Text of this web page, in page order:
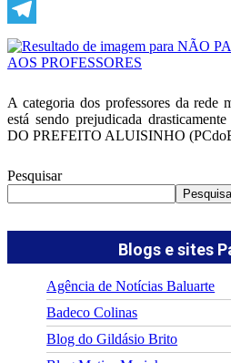
WhatsApp
Telegram
A categoria dos professores da rede
está sendo prejudicada
DO PREFEITO ALUISINHO
Pesquisar
Blogs e sites
Agência de Notícias Baluarte
Badeco Colinas
Blog do Gildásio Brito